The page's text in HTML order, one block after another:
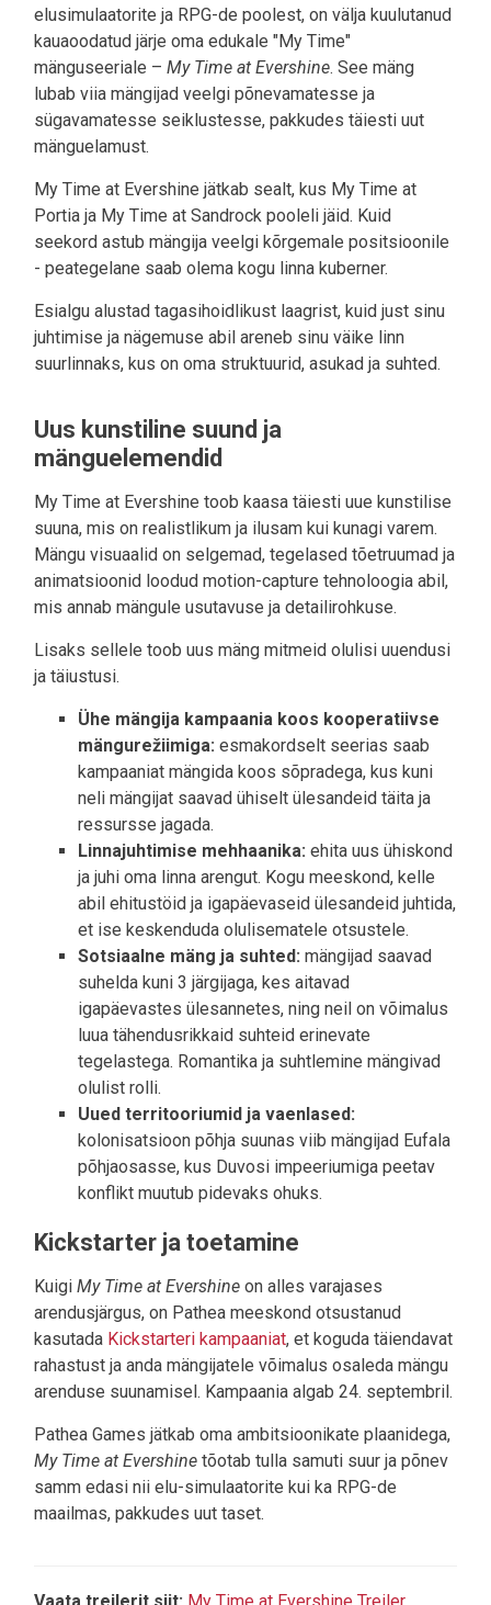
elusimulaatorite ja RPG-de poolest, on välja kuulutanud
kauaoodatud järje oma edukale "My Time"
mänguseeriale – My Time at Evershine. See mäng
lubab viia mängijad veelgi põnevamatesse ja
sügavamatesse seiklustesse, pakkudes täiesti uut
mänguelamust.
My Time at Evershine jätkab sealt, kus My Time at
Portia ja My Time at Sandrock pooleli jäid. Kuid
seekord astub mängija veelgi kõrgemale positsioonile
- peategelane saab olema kogu linna kuberner.
Esialgu alustad tagasihoidlikust laagrist, kuid just sinu
juhtimise ja nägemuse abil areneb sinu väike linn
suurlinnaks, kus on oma struktuurid, asukad ja suhted.
Uus kunstiline suund ja
mänguelemendid
My Time at Evershine toob kaasa täiesti uue kunstilise
suuna, mis on realistlikum ja ilusam kui kunagi varem.
Mängu visuaalid on selgemad, tegelased tõetruumad ja
animatsioonid loodud motion-capture tehnoloogia abil,
mis annab mängule usutavuse ja detailirohkuse.
Lisaks sellele toob uus mäng mitmeid olulisi uuendusi
ja täiustusi.
Ühe mängija kampaania koos kooperatiivse
mängurežiimiga: esmakordselt seerias saab
kampaaniat mängida koos sõpradega, kus kuni
neli mängijat saavad ühiselt ülesandeid täita ja
ressursse jagada.
Linnajuhtimise mehhaanika: ehita uus ühiskond
ja juhi oma linna arengut. Kogu meeskond, kelle
abil ehitustöid ja igapäevaseid ülesandeid juhtida,
et ise keskenduda olulisematele otsustele.
Sotsiaalne mäng ja suhted: mängijad saavad
suhelda kuni 3 järgijaga, kes aitavad
igapäevastes ülesannetes, ning neil on võimalus
luua tähendusrikkaid suhteid erinevate
tegelastega. Romantika ja suhtlemine mängivad
olulist rolli.
Uued territooriumid ja vaenlased:
kolonisatsioon põhja suunas viib mängijad Eufala
põhjaosasse, kus Duvosi impeeriumiga peetav
konflikt muutub pidevaks ohuks.
Kickstarter ja toetamine
Kuigi My Time at Evershine on alles varajases
arendusjärgus, on Pathea meeskond otsustanud
kasutada Kickstarteri kampaaniat, et koguda täiendavat
rahastust ja anda mängijatele võimalus osaleda mängu
arenduse suunamisel. Kampaania algab 24. septembril.
Pathea Games jätkab oma ambitsioonikate plaanidega,
My Time at Evershine tõotab tulla samuti suur ja põnev
samm edasi nii elu-simulaatorite kui ka RPG-de
maailmas, pakkudes uut taset.